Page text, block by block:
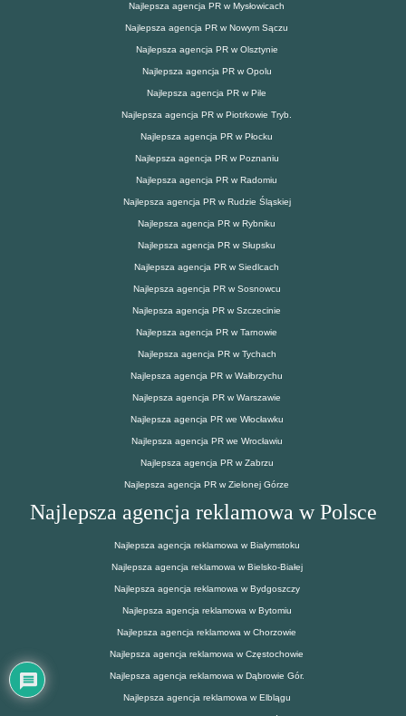
Najlepsza agencja PR w Mysłowicach
Najlepsza agencja PR w Nowym Sączu
Najlepsza agencja PR w Olsztynie
Najlepsza agencja PR w Opolu
Najlepsza agencja PR w Pile
Najlepsza agencja PR w Piotrkowie Tryb.
Najlepsza agencja PR w Płocku
Najlepsza agencja PR w Poznaniu
Najlepsza agencja PR w Radomiu
Najlepsza agencja PR w Rudzie Śląskiej
Najlepsza agencja PR w Rybniku
Najlepsza agencja PR w Słupsku
Najlepsza agencja PR w Siedlcach
Najlepsza agencja PR w Sosnowcu
Najlepsza agencja PR w Szczecinie
Najlepsza agencja PR w Tarnowie
Najlepsza agencja PR w Tychach
Najlepsza agencja PR w Wałbrzychu
Najlepsza agencja PR w Warszawie
Najlepsza agencja PR we Włocławku
Najlepsza agencja PR we Wrocławiu
Najlepsza agencja PR w Zabrzu
Najlepsza agencja PR w Zielonej Górze
Najlepsza agencja reklamowa w Polsce
Najlepsza agencja reklamowa w Białymstoku
Najlepsza agencja reklamowa w Bielsko-Białej
Najlepsza agencja reklamowa w Bydgoszczy
Najlepsza agencja reklamowa w Bytomiu
Najlepsza agencja reklamowa w Chorzowie
Najlepsza agencja reklamowa w Częstochowie
Najlepsza agencja reklamowa w Dąbrowie Gór.
Najlepsza agencja reklamowa w Elblągu